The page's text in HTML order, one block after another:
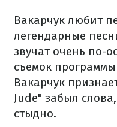
Вакарчук любит
легендарные
звучат очень по-
съемок
Вакарчук
Jude" забыл
стыдно.